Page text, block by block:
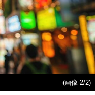
(画像 2/2)